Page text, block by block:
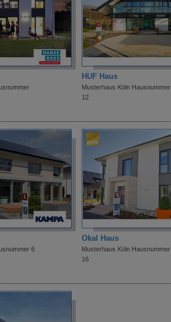
HUF Haus
Musterhaus Köln Hausnummer
12
6
Okal Haus
Musterhaus Köln Hausnummer
16